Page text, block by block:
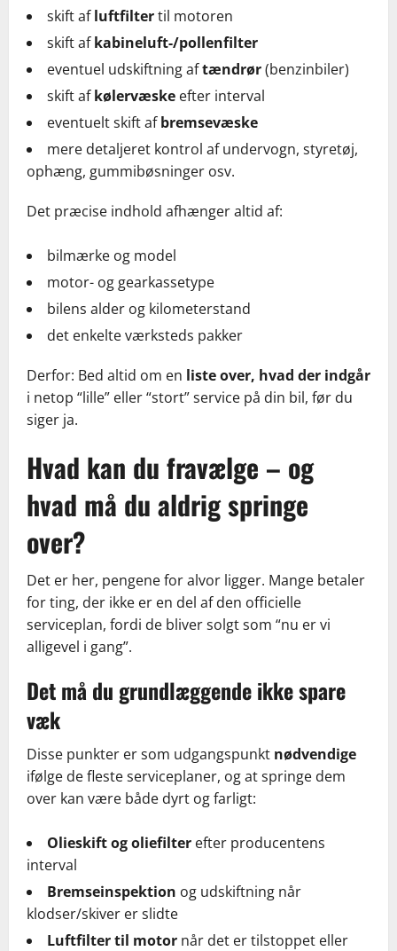
skift afluftfiltertil motoren
skift afkabineluft-/pollenfilter
eventuel udskiftning aftændrør(benzinbiler)
skift afkølervæske efter interval
eventuelt skift afbremsevæske
mere detaljeret kontrol af undervogn, styretøj,
ophæng, gummibøsninger osv.
Det præcise indhold afhænger altid af:
bilmærke og model
motor- og gearkassetype
bilens alder og kilometerstand
det enkelte værksteds pakker
Derfor: Bed altid om en liste over, hvad der indgår
i netop “lille” eller “stort” service på din bil, før du
siger ja.
Hvad kan du fravælge – og
hvad må du aldrig springe
over?
Det er her, pengene for alvor ligger. Mange betaler
for ting, der ikke er en del af den officielle
serviceplan, fordi de bliver solgt som “nu er vi
alligevel i gang”.
Det må du grundlæggende ikke spare
væk
Disse punkter er som udgangspunkt nødvendige
ifølge de fleste serviceplaner, og at springe dem
over kan være både dyrt og farligt:
Olieskift og oliefilter efter producentens
interval
Bremseinspektion og udskiftning når
klodser/skiver er slidte
Luftfilter til motor når det er tilstoppet eller